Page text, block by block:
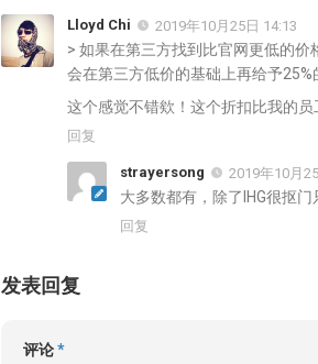
Lloyd Chi 2019年10月25日 14:13
> 如果在第三方找到比官网更低的
会在第三方低价的基础上再给予25%
这个感觉不错欸！这个折扣比我的
回复
strayersong 2019年10月
大多数都有，除了IHG很抠
回复
发表回复
评论*